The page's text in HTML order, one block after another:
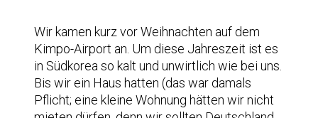
Wir kamen kurz vor Weihnachten auf dem
Kimpo-Airport an. Um diese Jahreszeit ist es
in Südkorea so kalt und unwirtlich wie bei uns.
Bis wir ein Haus hatten (das war damals
Pflicht; eine kleine Wohnung hätten wir nicht